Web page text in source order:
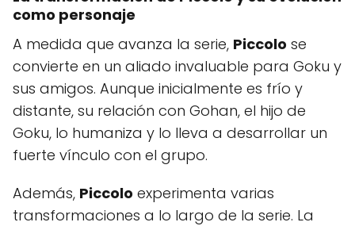
como personaje
A medida que avanza la serie, Piccolo se
convierte en un aliado invaluable para Goku y
sus amigos. Aunque inicialmente es frío y
distante, su relación con Gohan, el hijo de
Goku, lo humaniza y lo lleva a desarrollar un
fuerte vínculo con el grupo.
Además, Piccolo experimenta varias
transformaciones a lo largo de la serie. La